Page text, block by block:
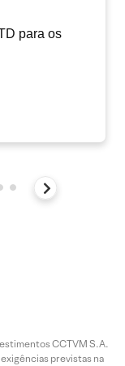
para os
CCTVM S.A.
previstas na